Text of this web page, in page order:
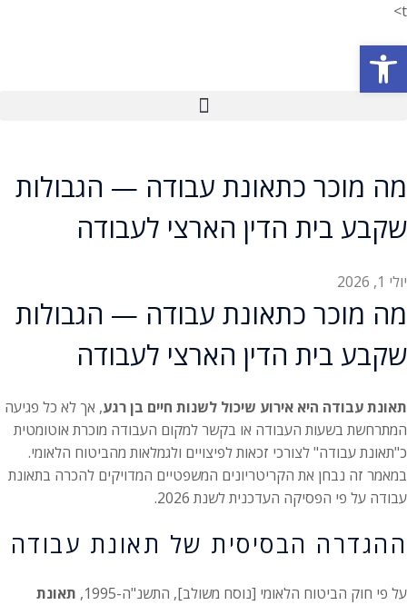
t>
מה מוכר כתאונת עבודה — הגבולות
שקבע בית הדין הארצי לעבודה
יולי 1, 2026
מה מוכר כתאונת עבודה — הגבולות
שקבע בית הדין הארצי לעבודה
תאונת עבודה היא אירוע שיכול לשנות חיים בן רגע, אך לא כל פגיעה
המתרחשת בשעות העבודה או בקשר למקום העבודה מוכרת אוטומטית
כ"תאונת עבודה" לצורכי זכאות לפיצויים ולגמלאות מהביטוח הלאומי.
במאמר זה נבחן את הקריטריונים המשפטיים המדויקים להכרה בתאונת
עבודה על פי הפסיקה העדכנית לשנת 2026.
ההגדרה הבסיסית של תאונת עבודה
על פי חוק הביטוח הלאומי [נוסח משולב], התשנ"ה-1995,
תאונת
פתח סרגל נגישות